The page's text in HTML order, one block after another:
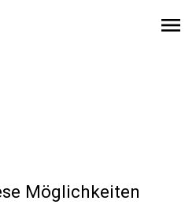
menu
Möglichkeiten